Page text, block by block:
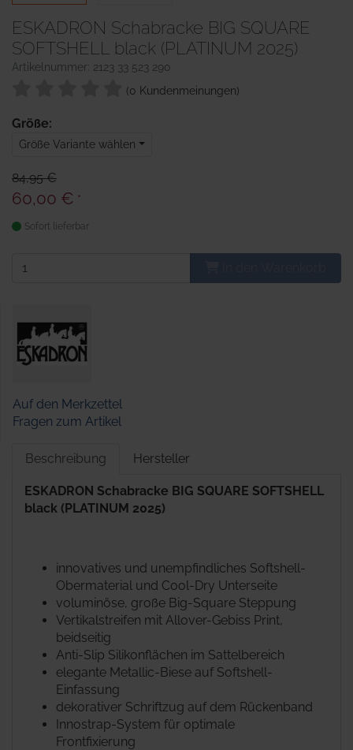
ESKADRON Schabracke BIG SQUARE
SOFTSHELL black (PLATINUM 2025)
Artikelnummer: 2123 33 523 290
(0 Kundenmeinungen)
Größe:
Größe Variante wählen
84,95 €
60,00 € *
Sofort lieferbar
Auf den Merkzettel
Fragen zum Artikel
Beschreibung Hersteller
ESKADRON Schabracke BIG SQUARE SOFTSHELL
black (PLATINUM 2025)
innovatives und unempfindliches Softshell-
Obermaterial und Cool-Dry Unterseite
voluminöse, große Big-Square Steppung
Vertikalstreifen mit Allover-Gebiss Print,
beidseitig
Anti-Slip Silikonflächen im Sattelbereich
elegante Metallic-Biese auf Softshell-
Einfassung
dekorativer Schriftzug auf dem Rückenband
Innostrap-System für optimale
Frontfixierung